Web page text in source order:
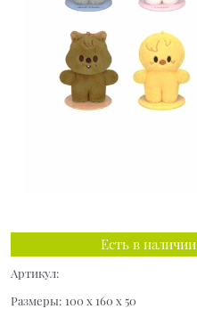
Есть в наличии
Артикул:
Размеры: 100 x 160 x 50